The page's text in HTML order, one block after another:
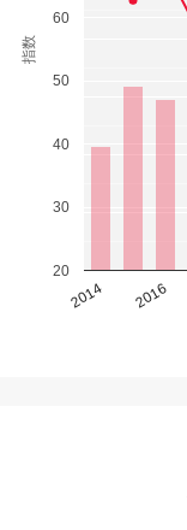
2014 2016
20
30
40
50
60
指数